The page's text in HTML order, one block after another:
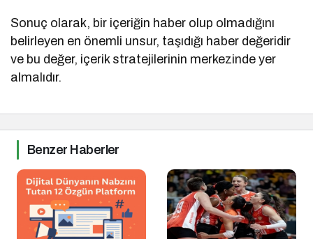
Sonuç olarak, bir içeriğin haber olup olmadığını
belirleyen en önemli unsur, taşıdığı haber değeridir
ve bu değer, içerik stratejilerinin merkezinde yer
almalıdır.
Benzer Haberler